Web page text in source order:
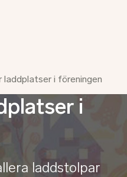
laddplatser i föreningen
i
laddstolpar